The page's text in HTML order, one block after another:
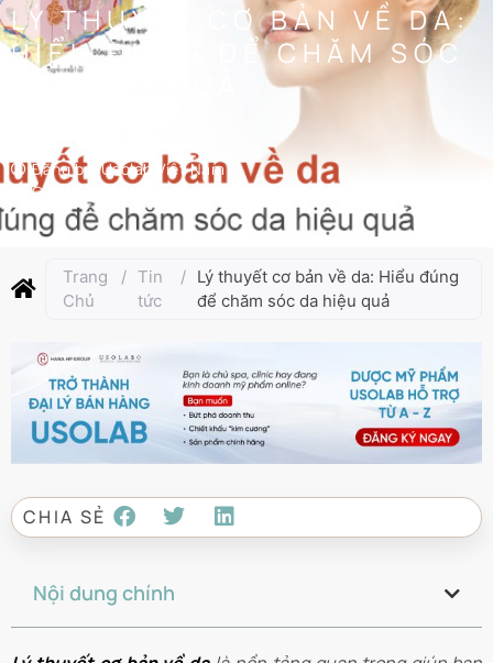
LÝ THUYẾT CƠ BẢN VỀ DA:
HIỂU ĐÚNG ĐỂ CHĂM SÓC
DA HIỆU QUẢ
Đăng bởi Usolab Việt Nam
Cập nhật lần cuối: Tháng 8 11, 2025
Trang
Chủ
/ Tin
tức
/ Lý thuyết cơ bản về da: Hiểu đúng
để chăm sóc da hiệu quả
CHIA SẺ
Nội dung chính